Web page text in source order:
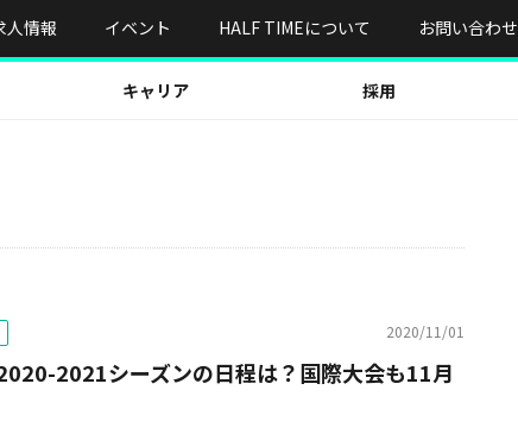
人情報 イベント HALF TIMEについて お問い合わせ
キャリア 採用
2020/11/01
2021シーズンの日程は？国際大会も11月